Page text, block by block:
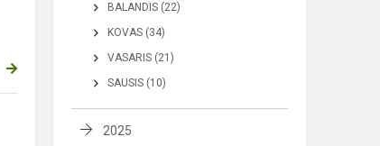
BALANDIS (22)
KOVAS (34)
VASARIS (21)
SAUSIS (10)
2025